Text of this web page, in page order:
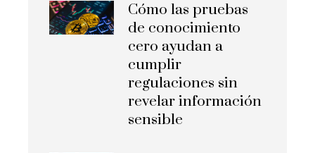
Cómo las pruebas
de conocimiento
cero ayudan a
cumplir
regulaciones sin
revelar información
sensible